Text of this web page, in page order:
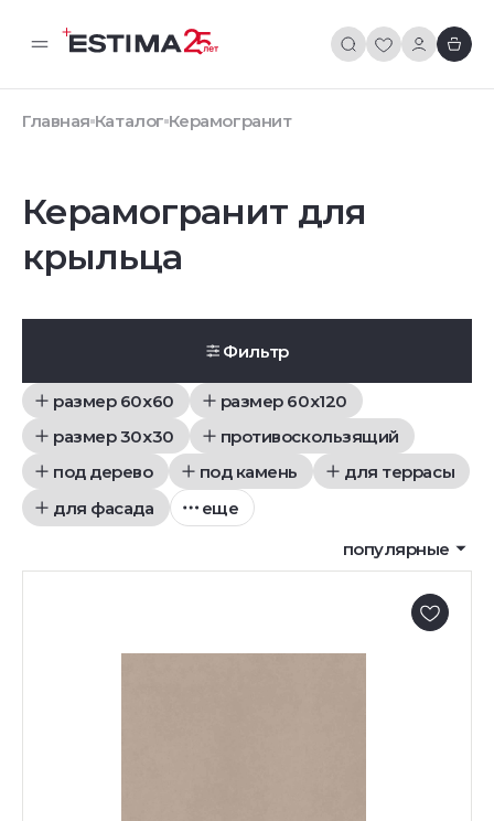
Главная Каталог Керамогранит
Керамогранит для
крыльца
Фильтр
размер 60x60
размер 60x120
размер 30x30
противоскользящий
под дерево
под камень
для террасы
для фасада
еще
популярные